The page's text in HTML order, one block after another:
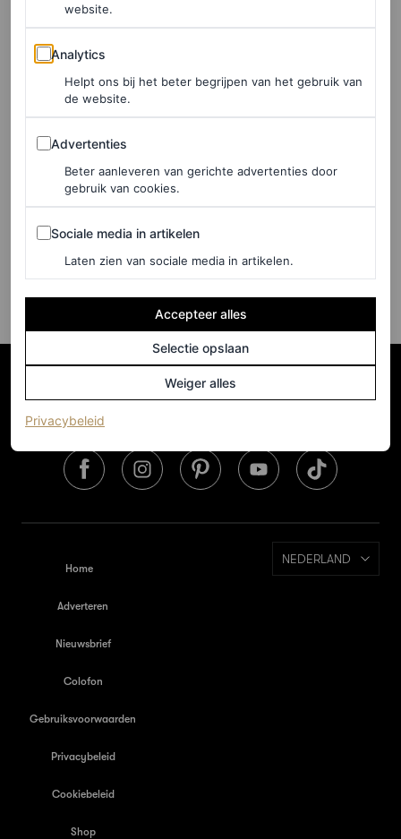
of art
PORSCHE
ROYALS
koninklijke traditie met
gedurfde paasmanicure
SILVIA LÓPEZ
Home
Adverteren
Nieuwsbrief
Colofon
Gebruiksvoorwaarden
Privacybeleid
Cookiebeleid
Shop
NEDERLAND
website.
Analytics
Analytics
Helpt ons bij het beter begrijpen van het gebruik van
de website.
Advertenties
Advertenties
Beter aanleveren van gerichte advertenties door
gebruik van cookies.
Sociale media in artikelen
Sociale media in artikelen
Laten zien van sociale media in artikelen.
Accepteer alles
Selectie opslaan
Weiger alles
Privacybeleid